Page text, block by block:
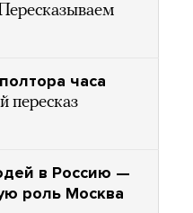
часа
пересказ
в Россию —
роль Москва